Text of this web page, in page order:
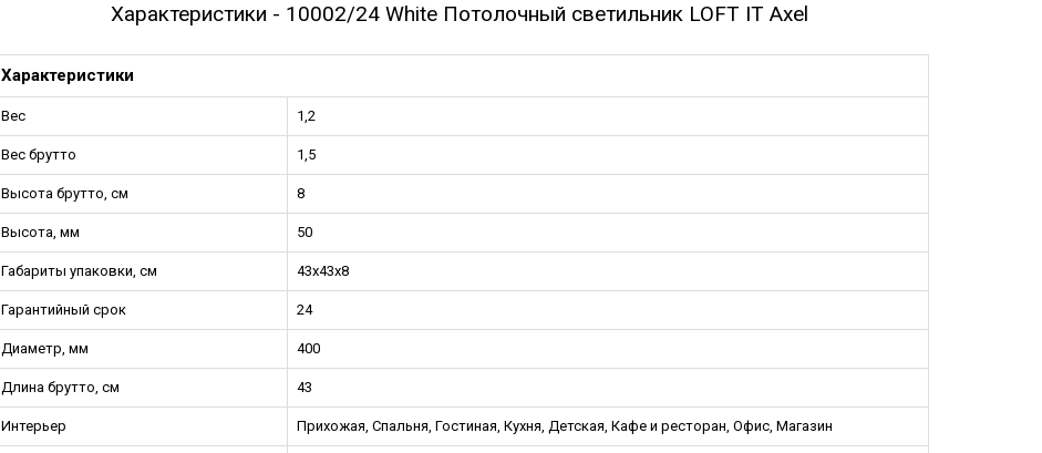
Характеристики - 10002/24 White Потолочный светильник LOFT IT Axel
Характеристики
Вес 1,2
Вес брутто 1,5
Высота брутто, см 8
Высота, мм 50
Габариты упаковки, см 43x43x8
Гарантийный срок 24
Диаметр, мм 400
Длина брутто, см 43
Интерьер Прихожая, Спальня, Гостиная, Кухня, Детская, Кафе и ресторан, Офис, Магазин